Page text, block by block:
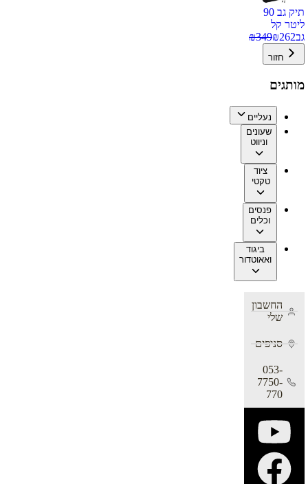
תיק גב 90
ליטר קל
גב
₪262
₪349
חזור
מותגים
נעליים
שעונים
וניווט
ציוד
טקטי
פנסים
וכלים
ביגוד
ואאוטדור
החשבון
שלי
סניפים
053-
7750-
770